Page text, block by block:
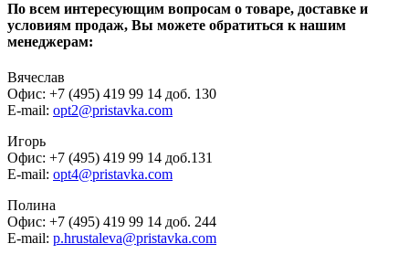
По всем интересующим вопросам о товаре, доставке и
условиям продаж, Вы можете обратиться к нашим
менеджерам:
Вячеслав
Офис: +7 (495) 419 99 14 доб. 130
E-mail: opt2@pristavka.com
Игорь
Офис: +7 (495) 419 99 14 доб.131
E-mail: opt4@pristavka.com
Полина
Офис: +7 (495) 419 99 14 доб. 244
E-mail: p.hrustaleva@pristavka.com